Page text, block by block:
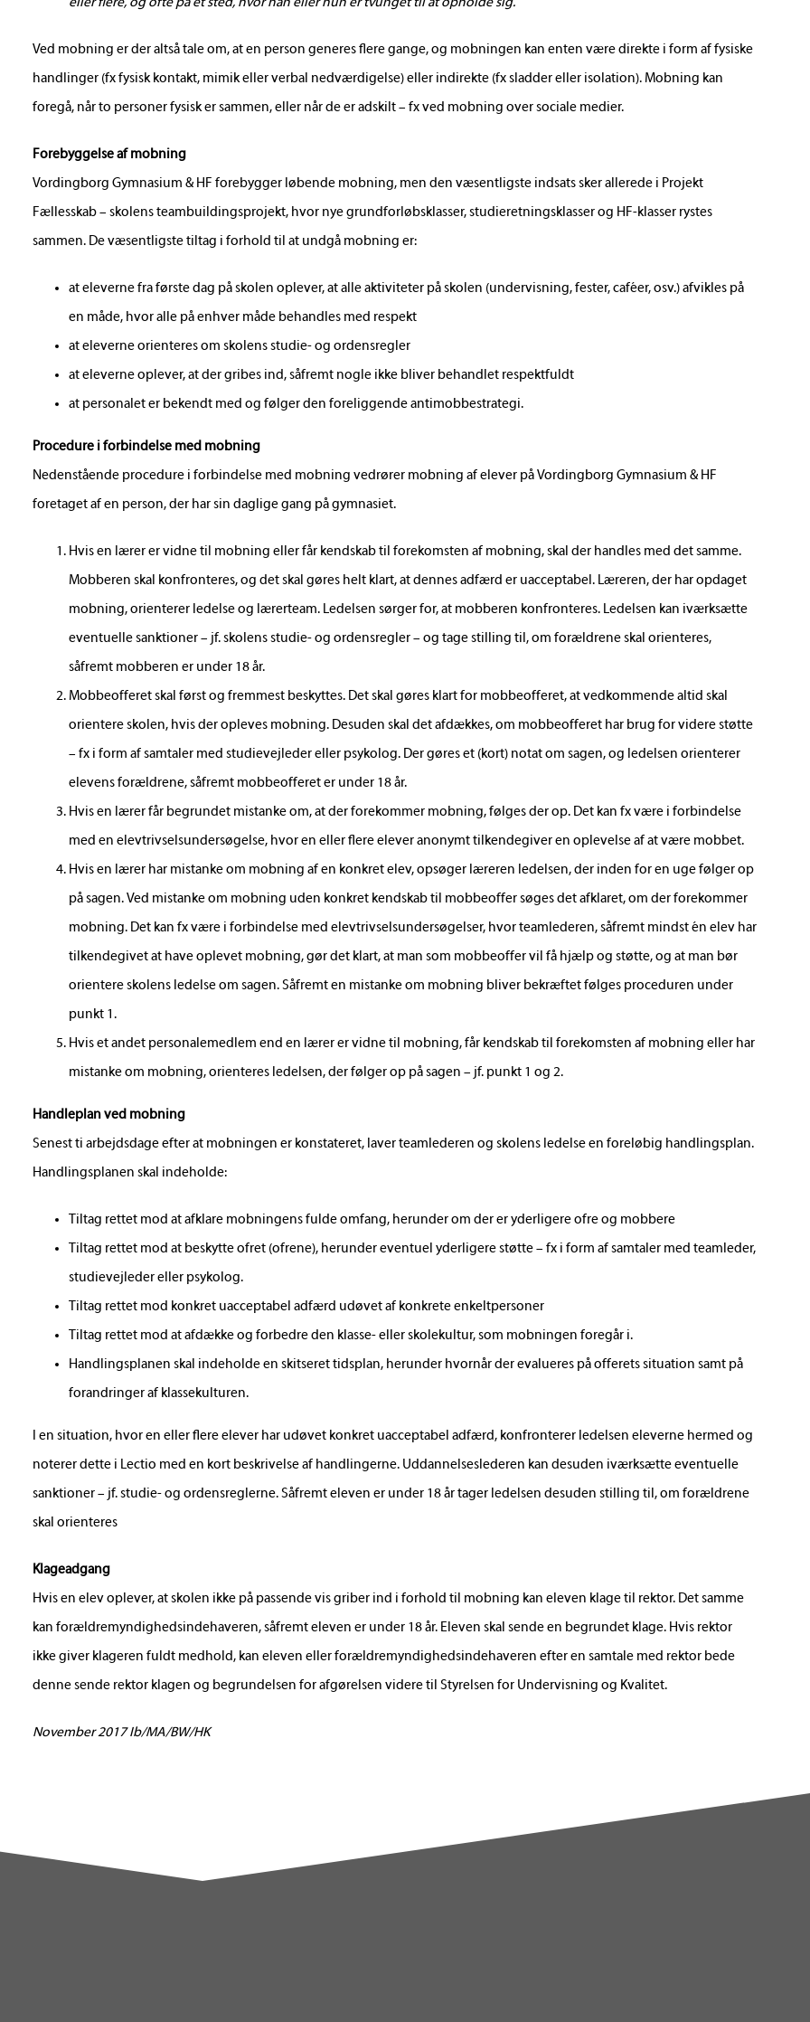
eller flere, og ofte på et sted, hvor han eller hun er tvunget til at opholde sig.
Ved mobning er der altså tale om, at en person generes flere gange, og mobningen kan enten være direkte i form af fysiske
handlinger (fx fysisk kontakt, mimik eller verbal nedværdigelse) eller indirekte (fx sladder eller isolation). Mobning kan
foregå, når to personer fysisk er sammen, eller når de er adskilt – fx ved mobning over sociale medier.
Forebyggelse af mobning
Vordingborg Gymnasium & HF forebygger løbende mobning, men den væsentligste indsats sker allerede i Projekt
Fællesskab – skolens teambuildingsprojekt, hvor nye grundforløbsklasser, studieretningsklasser og HF-klasser rystes
sammen. De væsentligste tiltag i forhold til at undgå mobning er:
at eleverne fra første dag på skolen oplever, at alle aktiviteter på skolen (undervisning, fester, caféer, osv.) afvikles på
en måde, hvor alle på enhver måde behandles med respekt
at eleverne orienteres om skolens studie- og ordensregler
at eleverne oplever, at der gribes ind, såfremt nogle ikke bliver behandlet respektfuldt
at personalet er bekendt med og følger den foreliggende antimobbestrategi.
Procedure i forbindelse med mobning
Nedenstående procedure i forbindelse med mobning vedrører mobning af elever på Vordingborg Gymnasium & HF
foretaget af en person, der har sin daglige gang på gymnasiet.
Hvis en lærer er vidne til mobning eller får kendskab til forekomsten af mobning, skal der handles med det samme.
Mobberen skal konfronteres, og det skal gøres helt klart, at dennes adfærd er uacceptabel. Læreren, der har opdaget
mobning, orienterer ledelse og lærerteam. Ledelsen sørger for, at mobberen konfronteres. Ledelsen kan iværksætte
eventuelle sanktioner – jf. skolens studie- og ordensregler – og tage stilling til, om forældrene skal orienteres,
såfremt mobberen er under 18 år.
Mobbeofferet skal først og fremmest beskyttes. Det skal gøres klart for mobbeofferet, at vedkommende altid skal
orientere skolen, hvis der opleves mobning. Desuden skal det afdækkes, om mobbeofferet har brug for videre støtte
– fx i form af samtaler med studievejleder eller psykolog. Der gøres et (kort) notat om sagen, og ledelsen orienterer
elevens forældrene, såfremt mobbeofferet er under 18 år.
Hvis en lærer får begrundet mistanke om, at der forekommer mobning, følges der op. Det kan fx være i forbindelse
med en elevtrivselsundersøgelse, hvor en eller flere elever anonymt tilkendegiver en oplevelse af at være mobbet.
Hvis en lærer har mistanke om mobning af en konkret elev, opsøger læreren ledelsen, der inden for en uge følger op
på sagen. Ved mistanke om mobning uden konkret kendskab til mobbeoffer søges det afklaret, om der forekommer
mobning. Det kan fx være i forbindelse med elevtrivselsundersøgelser, hvor teamlederen, såfremt mindst én elev har
tilkendegivet at have oplevet mobning, gør det klart, at man som mobbeoffer vil få hjælp og støtte, og at man bør
orientere skolens ledelse om sagen. Såfremt en mistanke om mobning bliver bekræftet følges proceduren under
punkt 1.
Hvis et andet personalemedlem end en lærer er vidne til mobning, får kendskab til forekomsten af mobning eller har
mistanke om mobning, orienteres ledelsen, der følger op på sagen – jf. punkt 1 og 2.
Handleplan ved mobning
Senest ti arbejdsdage efter at mobningen er konstateret, laver teamlederen og skolens ledelse en foreløbig handlingsplan.
Handlingsplanen skal indeholde:
Tiltag rettet mod at afklare mobningens fulde omfang, herunder om der er yderligere ofre og mobbere
Tiltag rettet mod at beskytte ofret (ofrene), herunder eventuel yderligere støtte – fx i form af samtaler med teamleder,
studievejleder eller psykolog.
Tiltag rettet mod konkret uacceptabel adfærd udøvet af konkrete enkeltpersoner
Tiltag rettet mod at afdække og forbedre den klasse- eller skolekultur, som mobningen foregår i.
Handlingsplanen skal indeholde en skitseret tidsplan, herunder hvornår der evalueres på offerets situation samt på
forandringer af klassekulturen.
I en situation, hvor en eller flere elever har udøvet konkret uacceptabel adfærd, konfronterer ledelsen eleverne hermed og
noterer dette i Lectio med en kort beskrivelse af handlingerne. Uddannelseslederen kan desuden iværksætte eventuelle
sanktioner – jf. studie- og ordensreglerne. Såfremt eleven er under 18 år tager ledelsen desuden stilling til, om forældrene
skal orienteres
Klageadgang
Hvis en elev oplever, at skolen ikke på passende vis griber ind i forhold til mobning kan eleven klage til rektor. Det samme
kan forældremyndighedsindehaveren, såfremt eleven er under 18 år. Eleven skal sende en begrundet klage. Hvis rektor
ikke giver klageren fuldt medhold, kan eleven eller forældremyndighedsindehaveren efter en samtale med rektor bede
denne sende rektor klagen og begrundelsen for afgørelsen videre til Styrelsen for Undervisning og Kvalitet.
November 2017 Ib/MA/BW/HK